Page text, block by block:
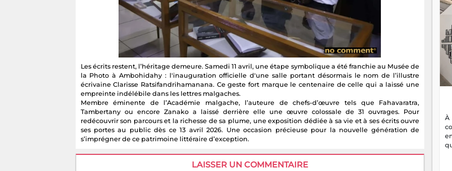
Les écrits restent, l’héritage demeure. Samedi 11 avril, une étape symbolique a été franchie au Musée de
la Photo à Ambohidahy : l'inauguration officielle d'une salle portant désormais le nom de l’illustre
écrivaine Clarisse Ratsifandrihamanana. Ce geste fort marque le centenaire de celle qui a laissé une
empreinte indélébile dans les lettres malgaches.
Membre éminente de l’Académie malgache, l’auteure de chefs-d’œuvre tels que Fahavaratra,
Tambertany ou encore Zanako a laissé derrière elle une œuvre colossale de 31 ouvrages. Pour
redécouvrir son parcours et la richesse de sa plume, une exposition dédiée à sa vie et à ses écrits ouvre
ses portes au public dès ce 13 avril 2026. Une occasion précieuse pour la nouvelle génération de
s’imprégner de ce patrimoine littéraire d’exception.
LAISSER UN COMMENTAIRE